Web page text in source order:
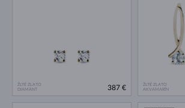
ŽLTÉ ZLATO
DIAMANT
387 €
ŽLTÉ ZLATO
AKVAMARÍN